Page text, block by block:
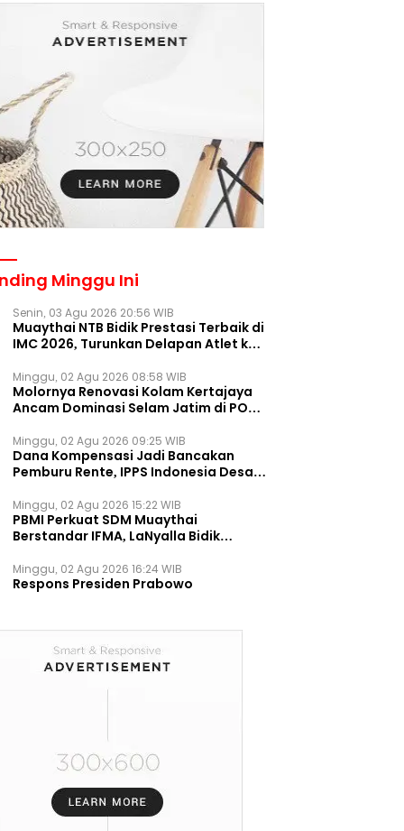
Minggu Ini
Senin, 03 Agu 2026 20:56 WIB
Muaythai NTB Bidik Prestasi Terbaik di
IMC 2026, Turunkan Delapan Atlet ke
Minggu, 02 Agu 2026 08:58 WIB
Molornya Renovasi Kolam Kertajaya
Ancam Dominasi Selam Jatim di PON
Minggu, 02 Agu 2026 09:25 WIB
Dana Kompensasi Jadi Bancakan
Pemburu Rente, IPPS Indonesia Desak
Permanen
Minggu, 02 Agu 2026 15:22 WIB
PBMI Perkuat SDM Muaythai
Berstandar IFMA, LaNyalla Bidik
Minggu, 02 Agu 2026 16:24 WIB
Respons Presiden Prabowo